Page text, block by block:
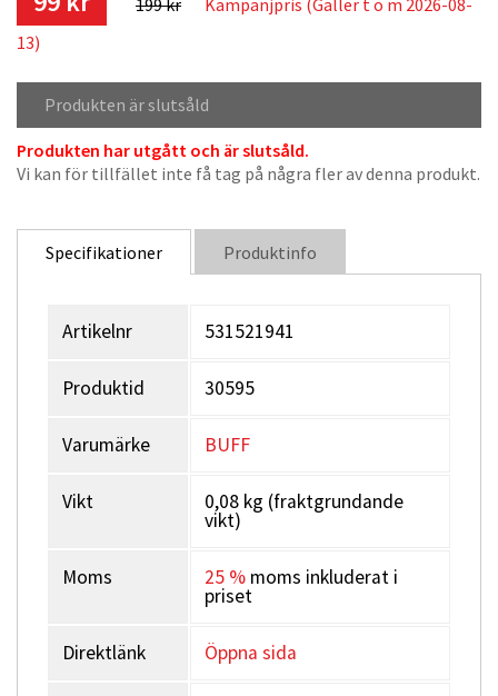
199 kr
Kampanjpris (Gäller t o m 2026-08-
13)
Produkten är slutsåld
Produkten har utgått och är slutsåld.
Vi kan för tillfället inte få tag på några fler av denna produkt.
Specifikationer Produktinfo
Artikelnr 531521941
Produktid 30595
Varumärke BUFF
Vikt 0,08 kg (fraktgrundande
vikt)
Moms 25 % moms inkluderat i
priset
Direktlänk Öppna sida